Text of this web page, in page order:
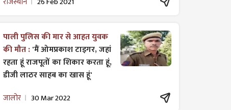
पाली पुलिस की मार से आहत युवक
की मौत :'मैं ओमप्रकाश टाइगर, जहां
रहता हूं राजपूतों का शिकार करता हूं,
डीजी लाठर साहब का खास हूं'
जालोर 30 Mar 2022